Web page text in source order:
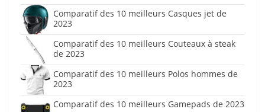
Comparatif des 10 meilleurs Casques jet de
2023
Comparatif des 10 meilleurs Couteaux à steak
de 2023
Comparatif des 10 meilleurs Polos hommes de
2023
Comparatif des 10 meilleurs Gamepads de 2023